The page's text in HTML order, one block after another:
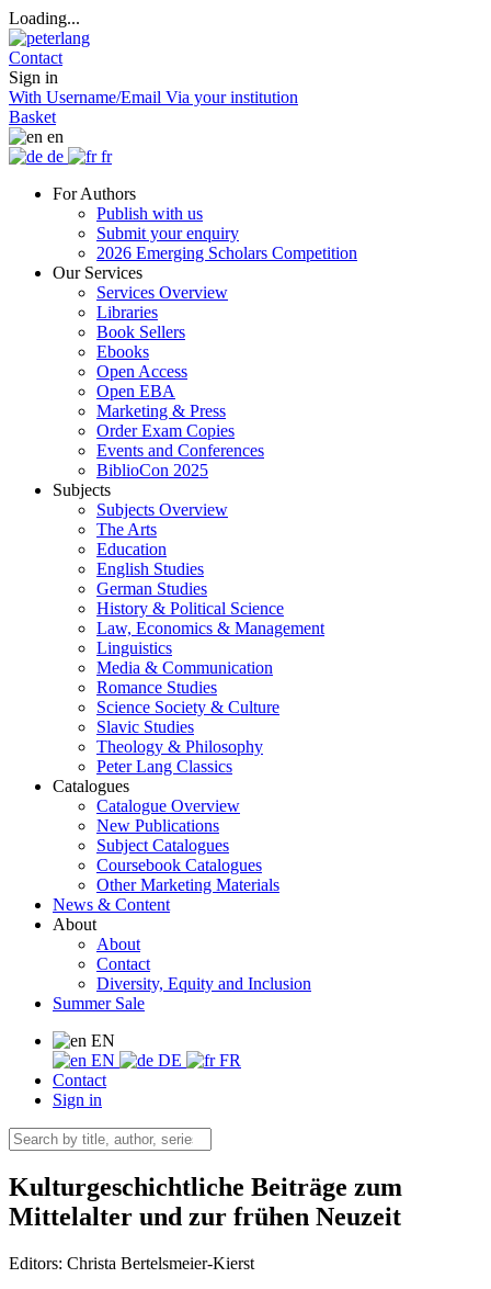
Loading...
Contact
Sign in
With Username/Email Via your institution
Basket
en
de
fr
For Authors
Publish with us
Submit your enquiry
2026 Emerging Scholars Competition
Our Services
Services Overview
Libraries
Book Sellers
Ebooks
Open Access
Open EBA
Marketing & Press
Order Exam Copies
Events and Conferences
BiblioCon 2025
Subjects
Subjects Overview
The Arts
Education
English Studies
German Studies
History & Political Science
Law, Economics & Management
Linguistics
Media & Communication
Romance Studies
Science Society & Culture
Slavic Studies
Theology & Philosophy
Peter Lang Classics
Catalogues
Catalogue Overview
New Publications
Subject Catalogues
Coursebook Catalogues
Other Marketing Materials
News & Content
About
About
Contact
Diversity, Equity and Inclusion
Summer Sale
EN
EN
DE
FR
Contact
Sign in
Kulturgeschichtliche Beiträge zum
Mittelalter und zur frühen Neuzeit
Editors: Christa Bertelsmeier-Kierst